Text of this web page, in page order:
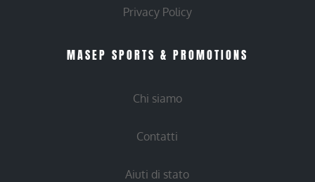
Privacy Policy
MASEP SPORTS & PROMOTIONS
Chi siamo
Contatti
Aiuti di stato